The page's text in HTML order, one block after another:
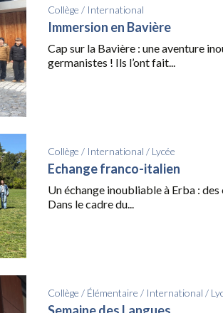
Collège / International
Immersion en Bavière
Cap sur la Bavière : une aventure
germanistes ! Ils l’ont fait...
Collège / International / Lycée
Echange franco-italien
Un échange inoubliable à Erba :
Dans le cadre du...
Collège / Élémentaire / International /